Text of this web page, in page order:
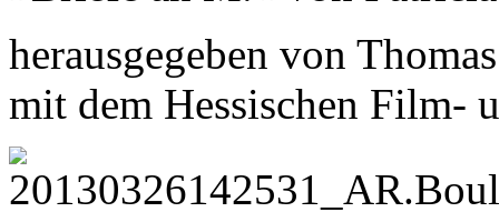
herausgegeben von
mit dem Hessischen Film-